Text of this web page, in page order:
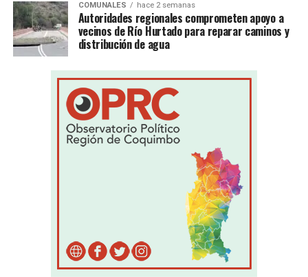
COMUNALES hace 2 semanas
Autoridades regionales comprometen apoyo a
vecinos de Río Hurtado para reparar caminos y
distribución de agua